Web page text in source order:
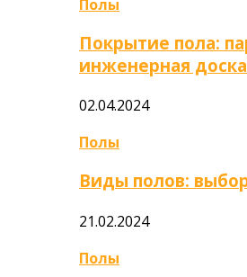
Полы
Покрытие пола:
инженерная
02.04.2024
Полы
Виды полов:
21.02.2024
Полы